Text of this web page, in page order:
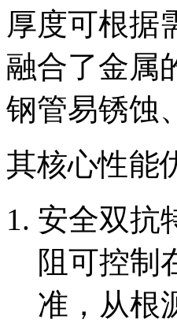
厚度可根据
融合了金属
钢管易锈蚀
其核心性能
安全双抗
阻可控制
准，从根